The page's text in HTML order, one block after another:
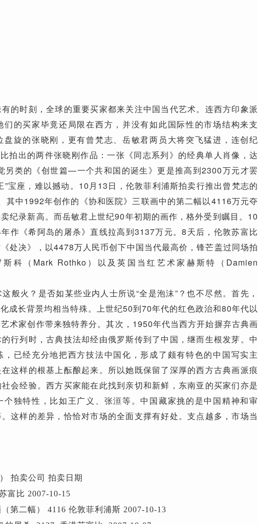
时刻，全球的重要买家都来关注中国当代艺术。连西方印象派
的买家毕竟还局限在西方，并没有如此国际性的市场结构来支
旋的张晓刚，更有曾梵志、岳敏君两员大将突飞猛进，连创纪
拍出的两件张晓刚作品：一张《同志系列》的经典单人肖像，达
另类的《创世篇—一个共和国的诞生》更是推高到2300万元才罢
”宝座，难以撼动。10月13日，伦敦菲利浦斯拍卖行推出曾梵志的
其中1992年创作的《协和医院》三联画中的第二幅以4116万元夺
纪录新高。而岳敏君上世纪90年初期的画作，格外受到瞩目。10
作《希阿岛的屠杀》直线拉高到3137万元。8天后，伦敦苏富比
处决》，以4478万人民币创下中国当代最高价，锋芒盖过同场拍
科（Mark Rothko）以及英国当红艺术家赫斯特（Damien
火？是否如某些业内人士所说“全是泡沫”？也不尽然。首先，
成长背景均相当特殊。上世纪50到70年代的红色政治和80年代以
术家创作带来独特养分。其次，1950年代当西方开始摒弃古典画
行列时，古典技法却经由俄罗斯传到了中国，继而生根发芽。中
，已经充分地把西方技法中国化，形成了颇有特色的中国写实主
这样的根基上酝酿起来。所以她既保留了深厚的西方古典画派痕
会经验。西方买家能在此找到亲切和新鲜，东南亚的买家们亦是
独特性，比如王广义、张洹等。中国藏家挑的是中国精神和审
这样的差异，恰恰对市场的全面支撑有好处。支点越多，市场当
拍卖公司 拍卖日期
富比 2007-10-15
第二幅） 4116 伦敦菲利浦斯 2007-10-13